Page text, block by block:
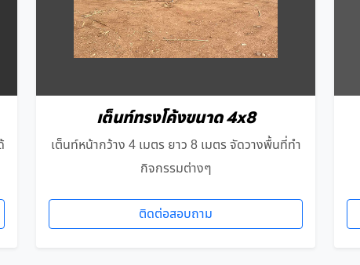
เต็นท์ทรงโค้งขนาด 4x8
เต็นท์หน้ากว้าง 4 เมตร ยาว 8 เมตร จัดวางพื้นที่ทำ
กิจกรรมต่างๆ
ติดต่อสอบถาม